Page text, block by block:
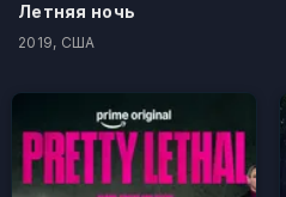
Летняя ночь
2019, США